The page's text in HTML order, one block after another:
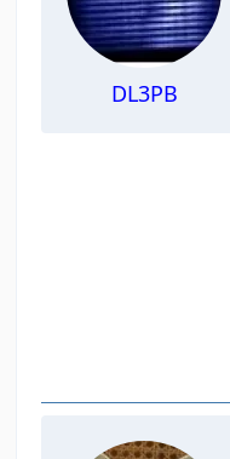
DL3PB